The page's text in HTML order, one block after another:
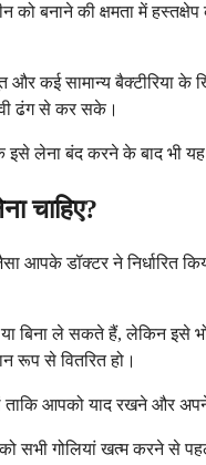
को बनाने की क्षमता में
और कई सामान्य बैक्टीरिया
ढंग से कर सके।
इसे लेना बंद करने के बाद भी
चाहिए?
आपके डॉक्टर ने
बिना ले सकते हैं, लेकिन इसे
रूप से वितरित हो।
आपको याद रखने और
सभी गोलियां खत्म करने से